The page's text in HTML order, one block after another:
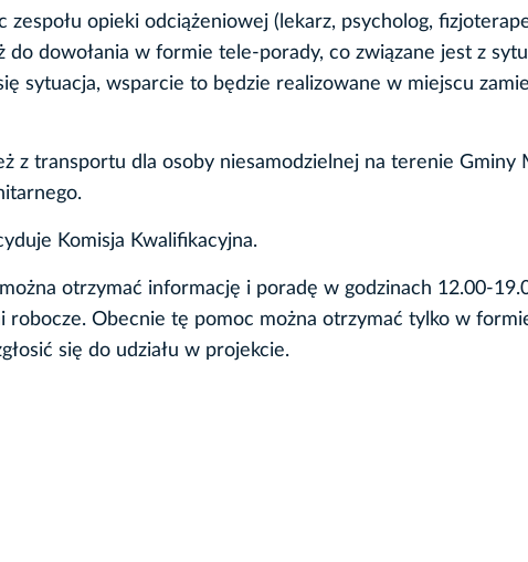
opieki odciążeniowej (lekarz, psycholog,
dowołania w formie tele-porady, co związane jest z
sytuacja, wsparcie to będzie realizowane w miejscu
z transportu dla osoby niesamodzielnej na terenie Gminy
Komisja Kwalifikacyjna.
otrzymać informację i poradę w godzinach 12.00-
robocze. Obecnie tę pomoc można otrzymać tylko w
się do udziału w projekcie.